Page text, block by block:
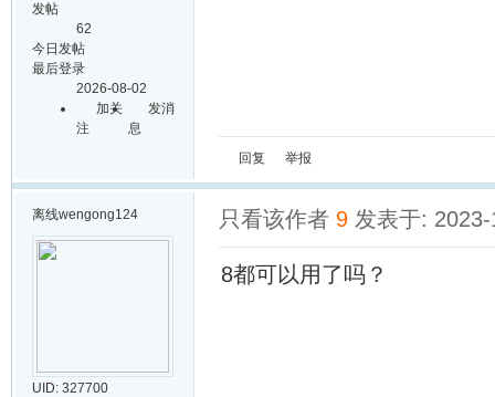
发帖
62
今日发帖
最后登录
2026-08-02
加关
注
发消
息
回复 举报
离线wengong124
UID: 327700
只看该作者 9 发表于:
8都可以用了吗？